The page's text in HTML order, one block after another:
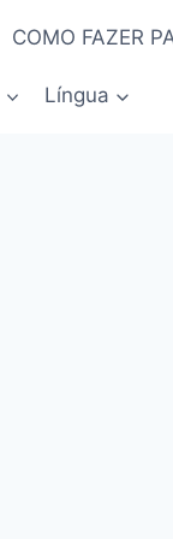
COMO FAZER
Língua